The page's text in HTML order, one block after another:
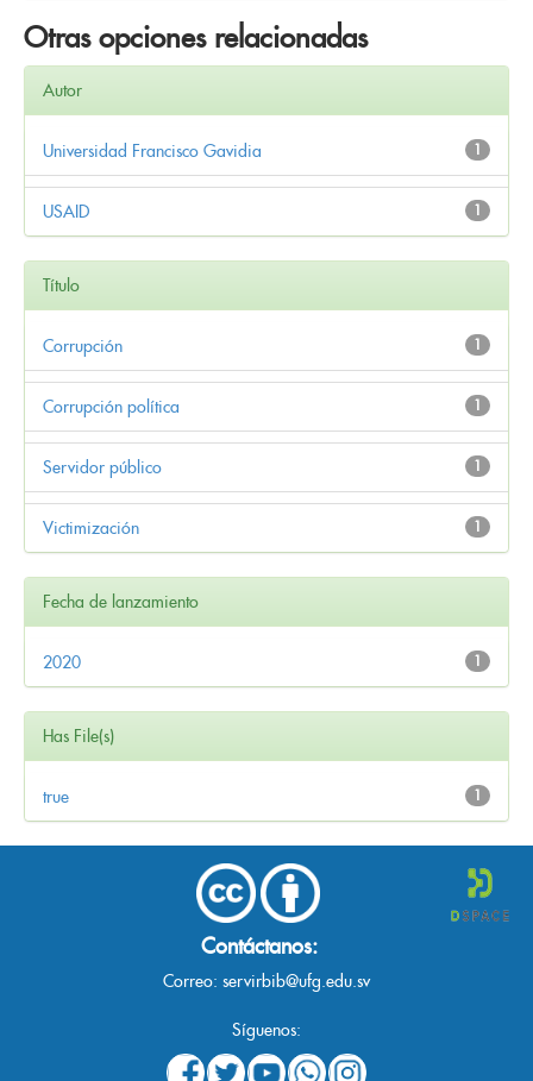
Otras opciones relacionadas
Autor
1
Universidad Francisco Gavidia
1
USAID
Título
1
Corrupción
1
Corrupción política
1
Servidor público
1
Victimización
Fecha de lanzamiento
1
2020
Has File(s)
1
true
Contáctanos:
Correo: servirbib@ufg.edu.sv
Síguenos: